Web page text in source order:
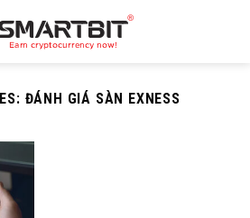
ĐÁNH GIÁ SÀN EXNESS